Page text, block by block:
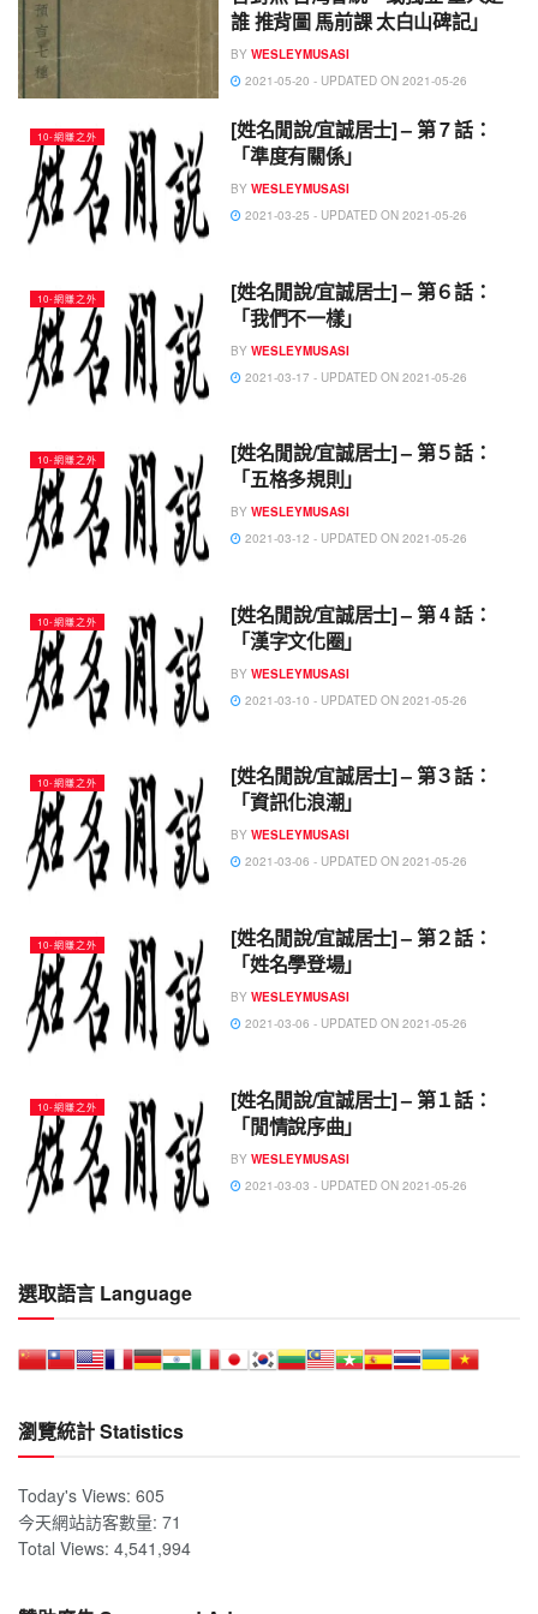
誰 推背圖 馬前課 太白山碑記」
BY WESLEYMUSASI
2021-05-20 - UPDATED ON 2021-05-26
10-網賺之外
[姓名閒說/宜誠居士] – 第 7 話：
「準度有關係」
BY WESLEYMUSASI
2021-03-25 - UPDATED ON 2021-05-26
10-網賺之外
[姓名閒說/宜誠居士] – 第６話：
「我們不一樣」
BY WESLEYMUSASI
2021-03-17 - UPDATED ON 2021-05-26
10-網賺之外
[姓名閒說/宜誠居士] – 第５話：
「五格多規則」
BY WESLEYMUSASI
2021-03-12 - UPDATED ON 2021-05-26
10-網賺之外
[姓名閒說/宜誠居士] – 第 4 話：
「漢字文化圈」
BY WESLEYMUSASI
2021-03-10 - UPDATED ON 2021-05-26
10-網賺之外
[姓名閒說/宜誠居士] – 第３話：
「資訊化浪潮」
BY WESLEYMUSASI
2021-03-06 - UPDATED ON 2021-05-26
10-網賺之外
[姓名閒說/宜誠居士] – 第２話：
「姓名學登場」
BY WESLEYMUSASI
2021-03-06 - UPDATED ON 2021-05-26
10-網賺之外
[姓名閒說/宜誠居士] – 第１話：
「閒情說序曲」
BY WESLEYMUSASI
2021-03-03 - UPDATED ON 2021-05-26
選取語言 Language
瀏覽統計 Statistics
Today's Views: 605
今天網站訪客數量: 71
Total Views: 4,541,994